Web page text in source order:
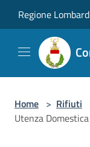
Regione
Home > Rifiuti
Utenza